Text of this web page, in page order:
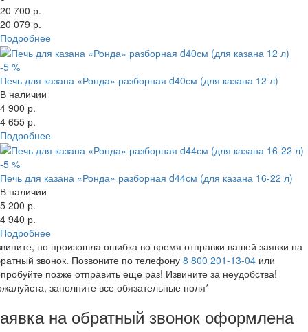
20 700 р.
20 079 р.
Подробнее
-5 %
Печь для казана «Ронда» разборная d40см (для казана 12 л)
В наличии
4 900 р.
4 655 р.
Подробнее
-5 %
Печь для казана «Ронда» разборная d44см (для казана 16-22 л)
В наличии
5 200 р.
4 940 р.
Подробнее
но произошла ошибка во время отправки вашей заявки на
звонок. Позвоните по телефону 8 800 201-13-04 или
позже отправить еще раз! Извините за неудобства!
заполните все обязательные поля*
на обратный звонок оформлена